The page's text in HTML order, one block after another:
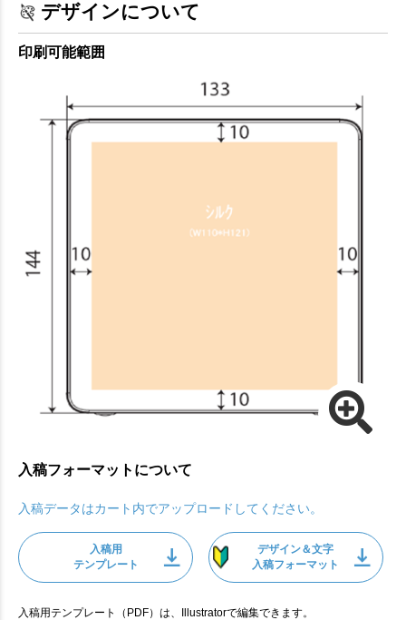
デザインについて
印刷可能範囲
入稿フォーマットについて
入稿データはカート内でアップロードしてください。
入稿用
テンプレート
デザイン＆文字
入稿フォーマット
入稿用テンプレート（PDF）は、Illustratorで編集できます。